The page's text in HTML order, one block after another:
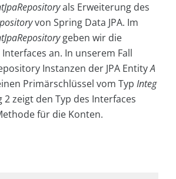
als Erweiterung des
von Spring Data JPA. Im
geben wir die
an. In unserem Fall
Instanzen der JPA EntityA
Primärschlüssel vom Typ Integ
zeigt den Typ des Interfaces
für die Konten.